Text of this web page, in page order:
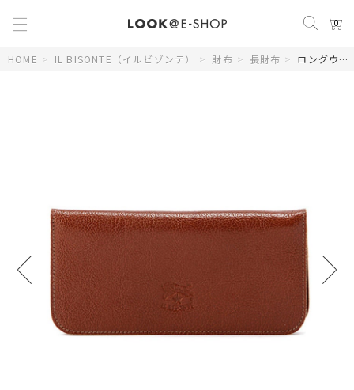
0
HOME > IL BISONTE（イルビゾンテ） > 財布 > 長財布 > ロングウォレット